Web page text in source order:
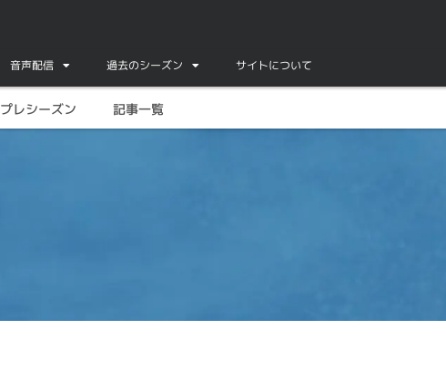
音声配信 過去のシーズン サイトについて
プレシーズン 記事一覧